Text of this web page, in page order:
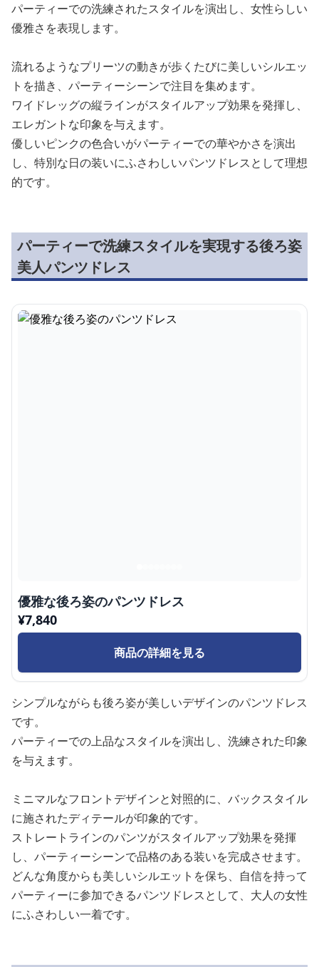
パーティーでの洗練されたスタイルを演出し、女性らしい
優雅さを表現します。
流れるようなプリーツの動きが歩くたびに美しいシルエッ
トを描き、パーティーシーンで注目を集めます。
ワイドレッグの縦ラインがスタイルアップ効果を発揮し、
エレガントな印象を与えます。
優しいピンクの色合いがパーティーでの華やかさを演出
し、特別な日の装いにふさわしいパンツドレスとして理想
的です。
パーティーで洗練スタイルを実現する後ろ姿
美人パンツドレス
優雅な後ろ姿のパンツドレス
¥7,840
商品の詳細を見る
シンプルながらも後ろ姿が美しいデザインのパンツドレス
です。
パーティーでの上品なスタイルを演出し、洗練された印象
を与えます。
ミニマルなフロントデザインと対照的に、バックスタイル
に施されたディテールが印象的です。
ストレートラインのパンツがスタイルアップ効果を発揮
し、パーティーシーンで品格のある装いを完成させます。
どんな角度からも美しいシルエットを保ち、自信を持って
パーティーに参加できるパンツドレスとして、大人の女性
にふさわしい一着です。